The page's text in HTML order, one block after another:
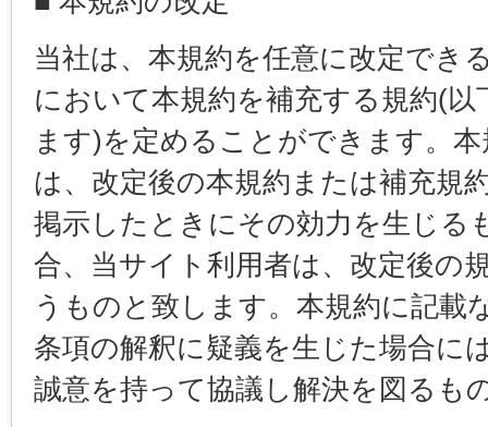
当社は、本規約を任意に改定でき
において本規約を補充する規約(
ます)を定めることができます。
は、改定後の本規約または補充規
掲示したときにその効力を生じる
合、当サイト利用者は、改定後の
うものと致します。本規約に記載
条項の解釈に疑義を生じた場合に
誠意を持って協議し解決を図るも